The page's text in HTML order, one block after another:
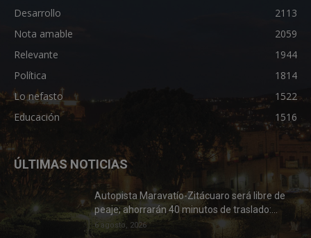
Desarrollo
2113
Nota amable
2059
Relevante
1944
Política
1814
Lo nefasto
1522
Educación
1516
ÚLTIMAS NOTICIAS
Autopista Maravatío-Zitácuaro será libre de
peaje; ahorrarán 40 minutos de traslado:...
6 agosto, 2026